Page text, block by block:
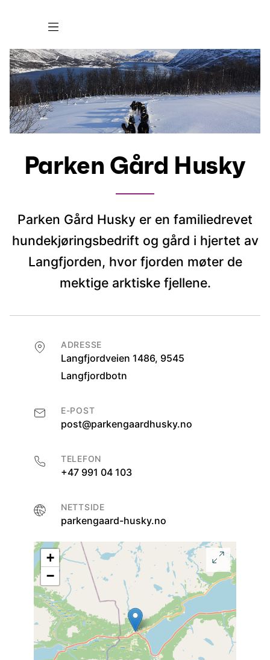
Parken Gård Husky
Parken Gård Husky er en familiedrevet
hundekjøringsbedrift og gård i hjertet av
Langfjorden, hvor fjorden møter de
mektige arktiske fjellene.
ADRESSE
Langfjordveien 1486, 9545
Langfjordbotn
E-POST
post@parkengaardhusky.no
TELEFON
+47 991 04 103
NETTSIDE
parkengaard-husky.no
+
−